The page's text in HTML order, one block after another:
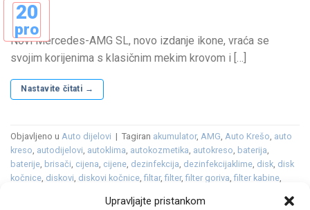
Upravljajte pristankom
20
pro
Novi Mercedes-AMG SL, novo izdanje ikone, vraća se
svojim korijenima s klasičnim mekim krovom i […]
Nastavite čitati →
Objavljeno u Auto dijelovi | Tagiran akumulator, AMG, Auto Krešo, auto
kreso, autodijelovi, autoklima, autokozmetika, autokreso, baterija,
baterije, brisači, cijena, cijene, dezinfekcija, dezinfekcijaklime, disk, disk
kočnice, diskovi, diskovi kočnice,filtar,filter,filter goriva,filter kabine,
klima, kočione obloge ,kočnice